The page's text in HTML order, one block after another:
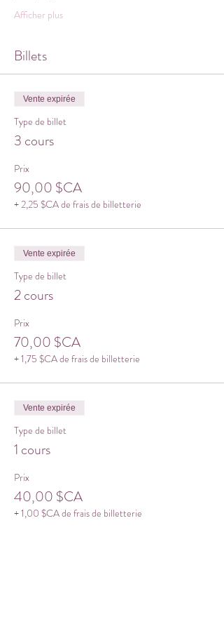
Afficher plus
Billets
Vente expirée
Type de billet
3 cours
Prix
90,00 $CA
+ 2,25 $CA de frais de billetterie
Vente expirée
Type de billet
2 cours
Prix
70,00 $CA
+ 1,75 $CA de frais de billetterie
Vente expirée
Type de billet
1 cours
Prix
40,00 $CA
+ 1,00 $CA de frais de billetterie